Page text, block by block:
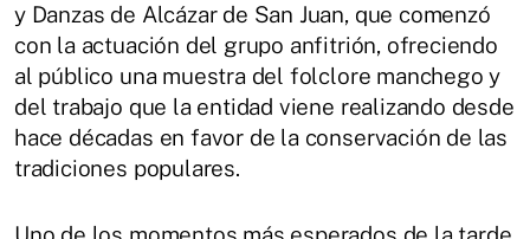
y Danzas de Alcázar de San Juan, que comenzó
con la actuación del grupo anfitrión, ofreciendo
al público una muestra del folclore manchego y
del trabajo que la entidad viene realizando desde
hace décadas en favor de la conservación de las
tradiciones populares.